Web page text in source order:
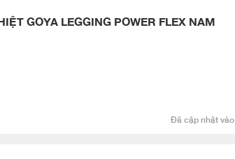
GOYA LEGGING POWER FLEX NAM
Đã cập nhật vào